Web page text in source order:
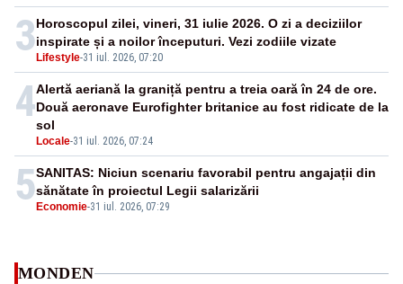
3 Lifestyle-31 iul. 2026, 07:20
Horoscopul zilei, vineri, 31 iulie 2026. O zi a deciziilor
inspirate și a noilor începuturi. Vezi zodiile vizate
4
Locale-31 iul. 2026, 07:24
Alertă aeriană la graniță pentru a treia oară în 24 de ore.
Două aeronave Eurofighter britanice au fost ridicate de la
sol
5 Economie-31 iul. 2026, 07:29
SANITAS: Niciun scenariu favorabil pentru angajații din
sănătate în proiectul Legii salarizării
MONDEN